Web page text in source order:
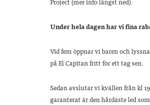
Under hela dagen har vi fina
Vid fem öppnar vi baren och
på El Capitan fritt för ett tag sen.
Sedan avslutar vi kvällen från kl
garanterat är den hårdaste led